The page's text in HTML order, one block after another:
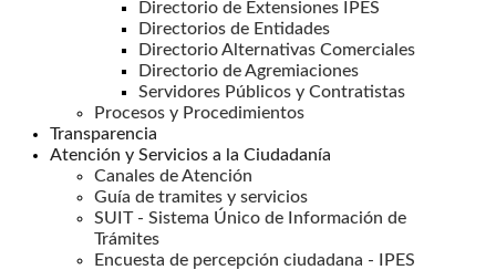
Directorio de Extensiones IPES
Directorios de Entidades
Directorio Alternativas Comerciales
Directorio de Agremiaciones
Servidores Públicos y Contratistas
Procesos y Procedimientos
Transparencia
Atención y Servicios a la Ciudadanía
Canales de Atención
Guía de tramites y servicios
SUIT - Sistema Único de Información de
Trámites
Encuesta de percepción ciudadana - IPES